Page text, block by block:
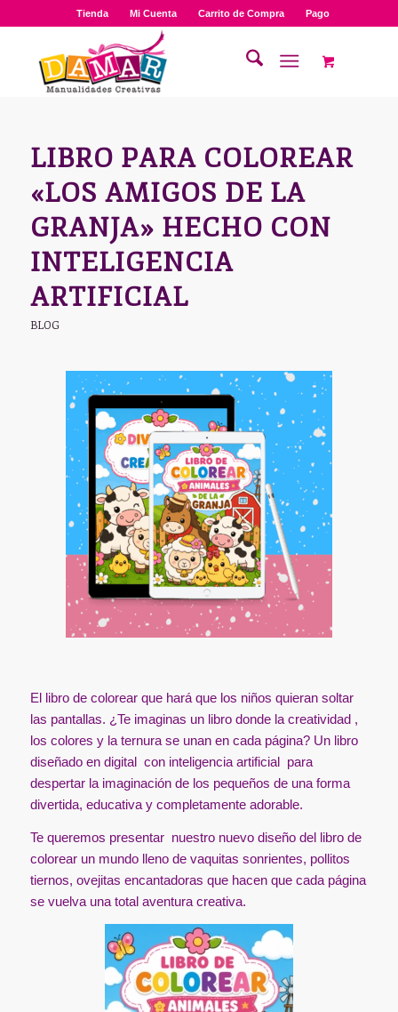
Tienda Mi Cuenta Carrito de Compra Pago
LIBRO PARA COLOREAR
«LOS AMIGOS DE LA
GRANJA» HECHO CON
INTELIGENCIA
ARTIFICIAL
BLOG
El libro de colorear que hará que los niños quieran soltar
las pantallas. ¿Te imaginas un libro donde la creatividad ,
los colores y la ternura se unan en cada página? Un libro
diseñado en digital con inteligencia artificial para
despertar la imaginación de los pequeños de una forma
divertida, educativa y completamente adorable.
Te queremos presentar nuestro nuevo diseño del libro de
colorear un mundo lleno de vaquitas sonrientes, pollitos
tiernos, ovejitas encantadoras que hacen que cada página
se vuelva una total aventura creativa.